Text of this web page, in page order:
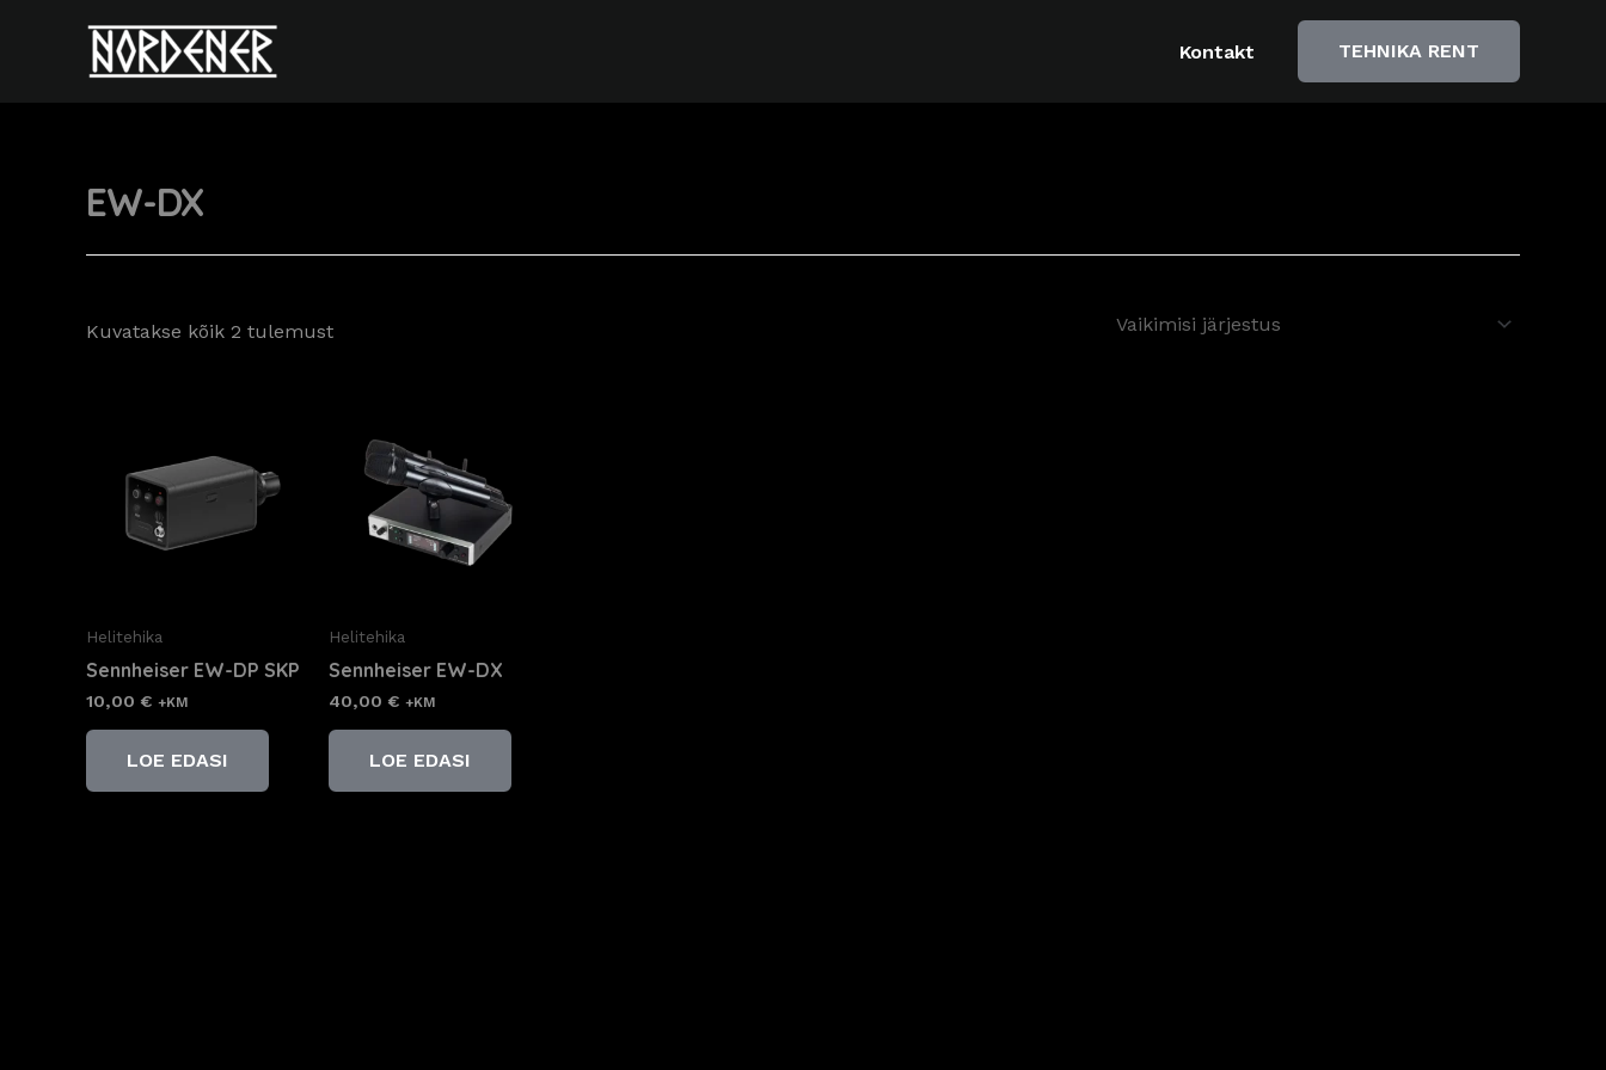
Kontakt TEHNIKA RENT
EW-DX
Kuvatakse kõik 2 tulemust
Helitehika
Sennheiser EW-DP SKP
10,00 € +KM
LOE EDASI
Helitehika
Sennheiser EW-DX
40,00 € +KM
LOE EDASI